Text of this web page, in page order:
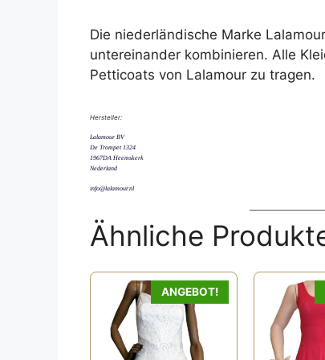
Die niederländische Marke
untereinander kombinieren. Alle
Petticoats von Lalamour zu tragen.
Hersteller:
Lalamour BV
De Trompet 1324
1967DA Heemskerk
Nederland
info@lalamour.nl
Ähnliche
ANGEBOT!
Dieses
Produkt
weist
mehrere
Dieses
Produkt
weist
mehrere